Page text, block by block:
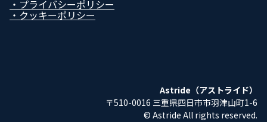
プライバシーポリシー
クッキーポリシー
Astride（アストライド）
〒510-0016 三重県四日市市羽津山町1-6
© Astride All rights reserved.